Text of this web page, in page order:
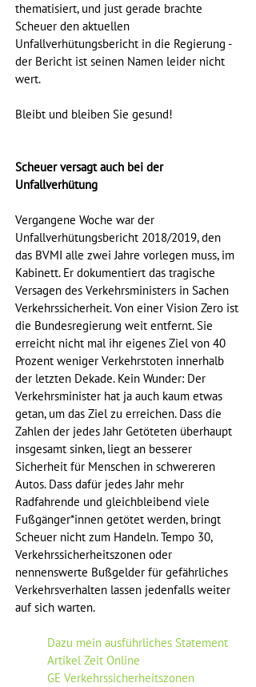
thematisiert, und just gerade brachte
Scheuer den aktuellen
Unfallverhütungsbericht in die Regierung -
der Bericht ist seinen Namen leider nicht
wert.
Bleibt und bleiben Sie gesund!
Scheuer versagt auch bei der
Unfallverhütung
Vergangene Woche war der
Unfallverhütungsbericht 2018/2019, den
das BVMI alle zwei Jahre vorlegen muss, im
Kabinett. Er dokumentiert das tragische
Versagen des Verkehrsministers in Sachen
Verkehrssicherheit. Von einer Vision Zero ist
die Bundesregierung weit entfernt. Sie
erreicht nicht mal ihr eigenes Ziel von 40
Prozent weniger Verkehrstoten innerhalb
der letzten Dekade. Kein Wunder: Der
Verkehrsminister hat ja auch kaum etwas
getan, um das Ziel zu erreichen. Dass die
Zahlen der jedes Jahr Getöteten überhaupt
insgesamt sinken, liegt an besserer
Sicherheit für Menschen in schwereren
Autos. Dass dafür jedes Jahr mehr
Radfahrende und gleichbleibend viele
Fußgänger*innen getötet werden, bringt
Scheuer nicht zum Handeln. Tempo 30,
Verkehrssicherheitszonen oder
nennenswerte Bußgelder für gefährliches
Verkehrsverhalten lassen jedenfalls weiter
auf sich warten.
Dazu mein ausführliches Statement
Artikel Zeit Online
GE Verkehrssicherheitszonen